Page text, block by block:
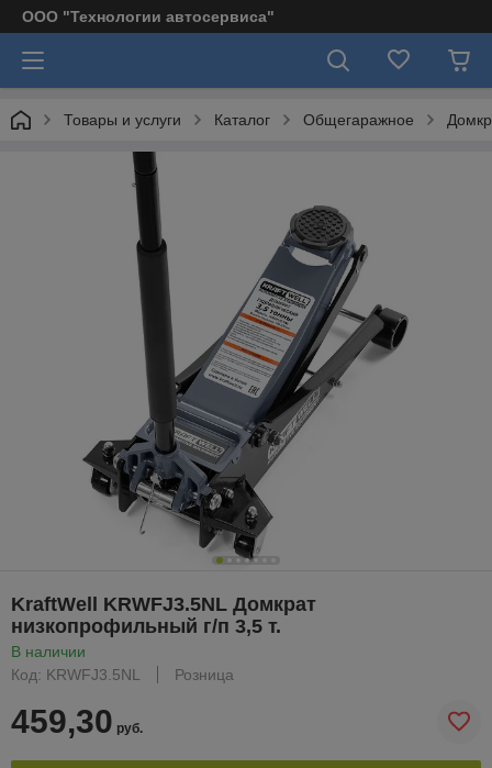
ООО "Технологии автосервиса"
Товары и услуги Каталог Общегаражное
KraftWell KRWFJ3.5NL Домкрат
низкопрофильный г/п 3,5 т.
В наличии
Код: KRWFJ3.5NL
Розница
459,30 руб.